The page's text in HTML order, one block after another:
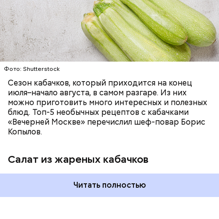
Фото: Shutterstock
Сезон кабачков, который приходится на конец
июля–начало августа, в самом разгаре. Из них
можно приготовить много интересных и полезных
блюд. Топ-5 необычных рецептов с кабачками
«Вечерней Москве» перечислил шеф-повар Борис
Копылов.
Салат из жареных кабачков
Читать полностью
ЕДА ОВОЩИ РЕЦЕПТЫ
кремний — укрепляет кости, зубы, волосы и
ногти и оказывает омолаживающее действие;
Вред дыни
Фото: Shutterstock
А врач-эндокринолог Алексей Калинчев рассказал,
что существует множество блюд, где используют
немного, поэтому никакого вреда от него не будет.
Чем разнообразнее рацион питания человека, тем
лучше. Потому что это исключает вероятность
возникновения дефицитов микроэлементов, —
заверил специалист.